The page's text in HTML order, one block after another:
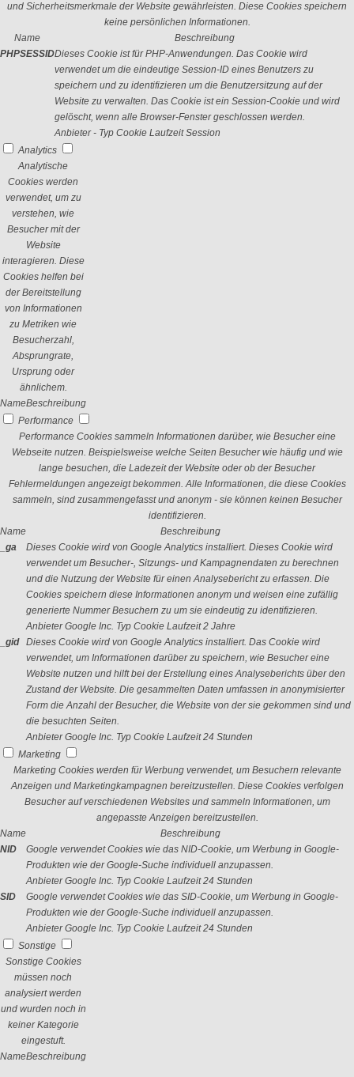
und Sicherheitsmerkmale der Website gewährleisten. Diese Cookies speichern
keine persönlichen Informationen.
Name
Beschreibung
PHPSESSIDDieses Cookie ist für PHP-Anwendungen. Das Cookie wird
verwendet um die eindeutige Session-ID eines Benutzers zu
speichern und zu identifizieren um die Benutzersitzung auf der
Website zu verwalten. Das Cookie ist ein Session-Cookie und wird
gelöscht, wenn alle Browser-Fenster geschlossen werden.
Anbieter - Typ Cookie Laufzeit Session
Analytics
Analytische
Cookies werden
verwendet, um zu
verstehen, wie
Besucher mit der
Website
interagieren. Diese
Cookies helfen bei
der Bereitstellung
von Informationen
zu Metriken wie
Besucherzahl,
Absprungrate,
Ursprung oder
ähnlichem.
NameBeschreibung
Performance
Performance Cookies sammeln Informationen darüber, wie Besucher eine
Webseite nutzen. Beispielsweise welche Seiten Besucher wie häufig und wie
lange besuchen, die Ladezeit der Website oder ob der Besucher
Fehlermeldungen angezeigt bekommen. Alle Informationen, die diese Cookies
sammeln, sind zusammengefasst und anonym - sie können keinen Besucher
identifizieren.
Name
Beschreibung
_ga
Dieses Cookie wird von Google Analytics installiert. Dieses Cookie wird
verwendet um Besucher-, Sitzungs- und Kampagnendaten zu berechnen
und die Nutzung der Website für einen Analysebericht zu erfassen. Die
Cookies speichern diese Informationen anonym und weisen eine zufällig
generierte Nummer Besuchern zu um sie eindeutig zu identifizieren.
Anbieter Google Inc. Typ Cookie Laufzeit 2 Jahre
_gid
Dieses Cookie wird von Google Analytics installiert. Das Cookie wird
verwendet, um Informationen darüber zu speichern, wie Besucher eine
Website nutzen und hilft bei der Erstellung eines Analyseberichts über den
Zustand der Website. Die gesammelten Daten umfassen in anonymisierter
Form die Anzahl der Besucher, die Website von der sie gekommen sind und
die besuchten Seiten.
Anbieter Google Inc. Typ Cookie Laufzeit 24 Stunden
Marketing
Marketing Cookies werden für Werbung verwendet, um Besuchern relevante
Anzeigen und Marketingkampagnen bereitzustellen. Diese Cookies verfolgen
Besucher auf verschiedenen Websites und sammeln Informationen, um
angepasste Anzeigen bereitzustellen.
Name
Beschreibung
NID
Google verwendet Cookies wie das NID-Cookie, um Werbung in Google-
Produkten wie der Google-Suche individuell anzupassen.
Anbieter Google Inc. Typ Cookie Laufzeit 24 Stunden
SID
Google verwendet Cookies wie das SID-Cookie, um Werbung in Google-
Produkten wie der Google-Suche individuell anzupassen.
Anbieter Google Inc. Typ Cookie Laufzeit 24 Stunden
Sonstige
Sonstige Cookies
müssen noch
analysiert werden
und wurden noch in
keiner Kategorie
eingestuft.
NameBeschreibung